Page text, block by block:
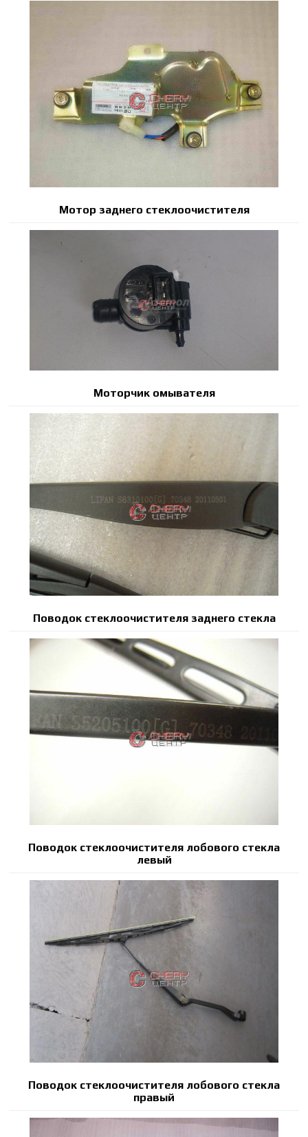
Мотор заднего стеклоочистителя
Моторчик омывателя
Поводок стеклоочистителя заднего стекла
Поводок стеклоочистителя лобового стекла
левый
Поводок стеклоочистителя лобового стекла
правый